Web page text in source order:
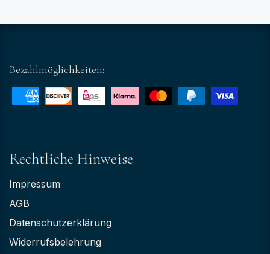
Bezahlmöglichkeiten:
Rechtliche Hinweise
Impressum
AGB
Datenschutzerklärung
Widerrufsbelehrung